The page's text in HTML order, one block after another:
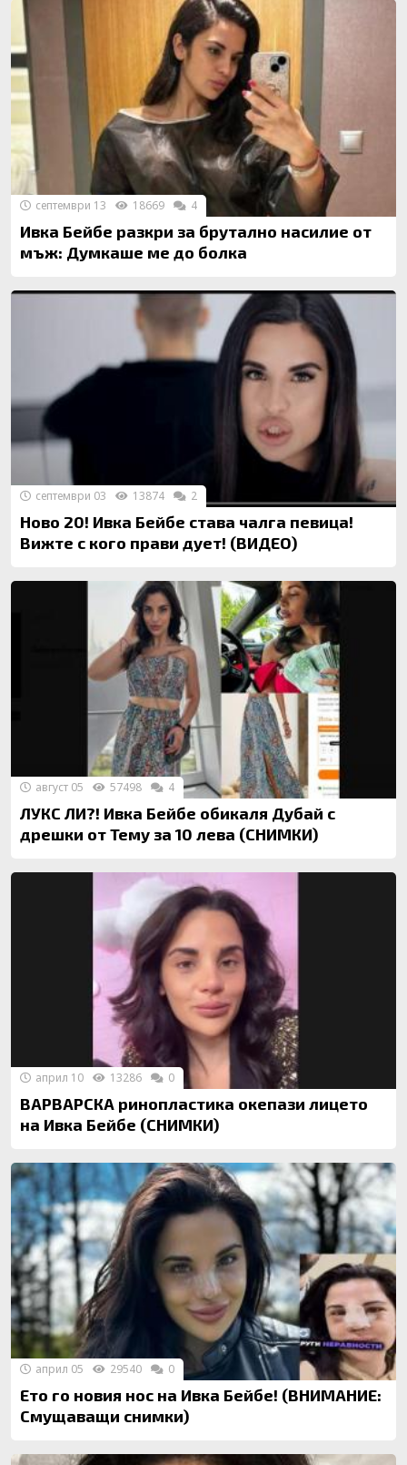
Ивка Бейбе разкри за брутално насилие от
мъж: Думкаше ме до болка
септември 13 18669 4
Ново 20! Ивка Бейбе става чалга певица!
Вижте с кого прави дует! (ВИДЕО)
септември 03 13874 2
ЛУКС ЛИ?! Ивка Бейбе обикаля Дубай с
дрешки от Тему за 10 лева (СНИМКИ)
август 05 57498 4
ВАРВАРСКА ринопластика окепази лицето
на Ивка Бейбе (СНИМКИ)
април 10 13286 0
Ето го новия нос на Ивка Бейбе! (ВНИМАНИЕ:
Смущаващи снимки)
април 05 29540 0